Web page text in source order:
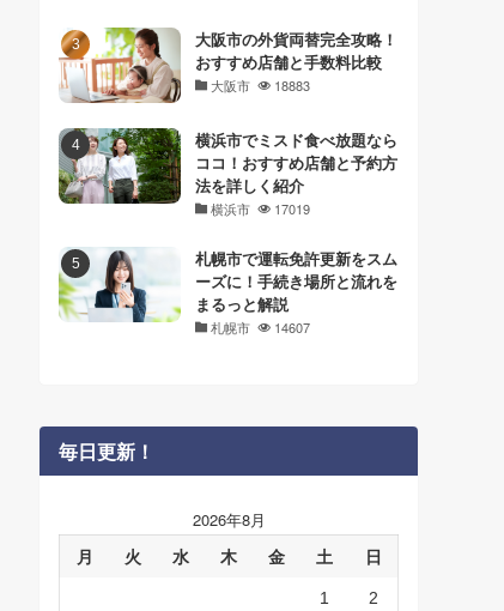
大阪市の外貨両替完全攻略！
おすすめ店舗と手数料比較
大阪市 18883
横浜市でミスド食べ放題なら
ココ！おすすめ店舗と予約方
法を詳しく紹介
横浜市 17019
札幌市で運転免許更新をスム
ーズに！手続き場所と流れを
まるっと解説
札幌市 14607
毎日更新！
2026年8月
月 火 水 木 金 土 日
1 2